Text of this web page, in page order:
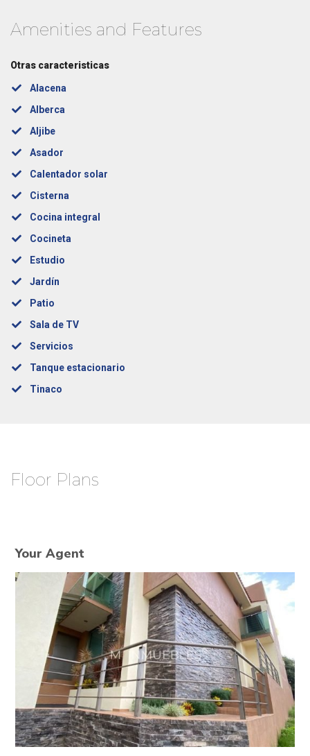
Amenities and Features
Otras caracteristicas
Alacena
Alberca
Aljibe
Asador
Calentador solar
Cisterna
Cocina integral
Cocineta
Estudio
Jardín
Patio
Sala de TV
Servicios
Tanque estacionario
Tinaco
Floor Plans
Your Agent